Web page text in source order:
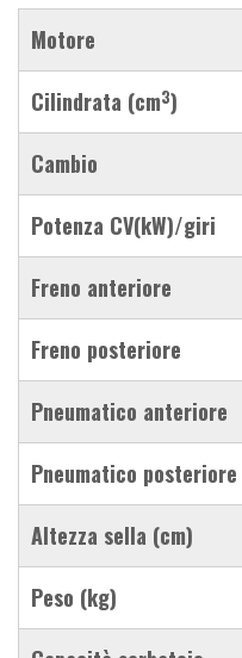
Motore
Cilindrata (cm3)
Cambio
Potenza CV(kW)/giri
Freno anteriore
Freno posteriore
Pneumatico anteriore
Pneumatico posteriore
Altezza sella (cm)
Peso (kg)